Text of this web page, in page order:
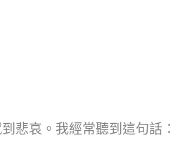
哀。我經常聽到這句話